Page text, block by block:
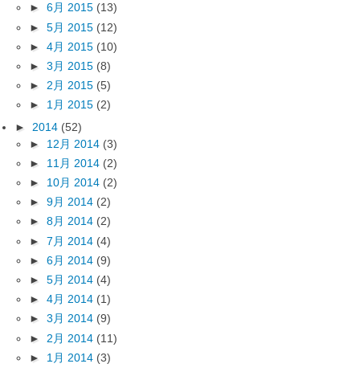
► 6月 2015 (13)
► 5月 2015 (12)
► 4月 2015 (10)
► 3月 2015 (8)
► 2月 2015 (5)
► 1月 2015 (2)
► 2014 (52)
► 12月 2014 (3)
► 11月 2014 (2)
► 10月 2014 (2)
► 9月 2014 (2)
► 8月 2014 (2)
► 7月 2014 (4)
► 6月 2014 (9)
► 5月 2014 (4)
► 4月 2014 (1)
► 3月 2014 (9)
► 2月 2014 (11)
► 1月 2014 (3)